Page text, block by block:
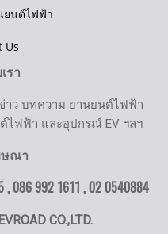
ยนต์ไฟฟ้า
Us
รา
ข่าว บทความ ยานยนต์ไฟฟ้า
ไฟฟ้า และอุปกรณ์ EV ฯลฯ
ณา
, 086 992 1611 ,02 0540884
CO.,LTD.